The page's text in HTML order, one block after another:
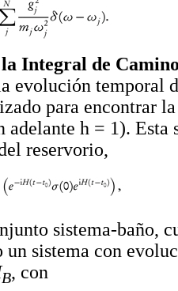
la Integral de
evolución temporal
para encontrar
adelante h = 1). Esta
reservorio,
sistema-baño,
un sistema con
B, con